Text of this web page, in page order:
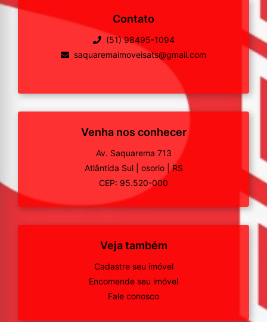
Contato
(51) 98495-1094
saquaremaimoveisats@gmail.com
Venha nos conhecer
Av. Saquarema 713
Atlântida Sul
osorio
RS
CEP: 95.520-000
Veja também
Cadastre seu imóvel
Encomende seu imóvel
Fale conosco